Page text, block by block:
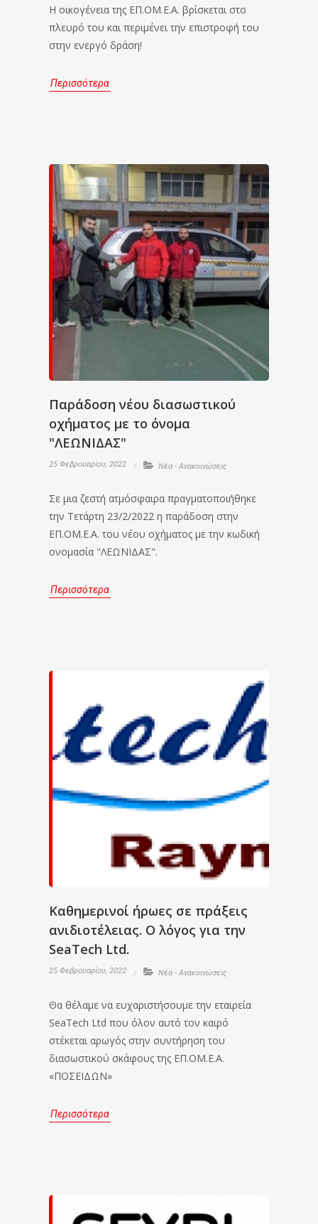
Η οικογένεια της ΕΠ.ΟΜ.Ε.Α. βρίσκεται στο
πλευρό του και περιμένει την επιστροφή του
στην ενεργό δράση!
Περισσότερα
Παράδοση νέου διασωστικού
οχήματος με το όνομα
"ΛΕΩΝΙΔΑΣ"
25 Φεβρουαρίου, 2022 Νέα - Ανακοινώσεις
Σε μια ζεστή ατμόσφαιρα πραγματοποιήθηκε
την Τετάρτη 23/2/2022 η παράδοση στην
ΕΠ.ΟΜ.Ε.Α. του νέου οχήματος με την κωδική
ονομασία "ΛΕΩΝΙΔΑΣ".
Περισσότερα
Καθημερινοί ήρωες σε πράξεις
ανιδιοτέλειας. Ο λόγος για την
SeaTech Ltd.
25 Φεβρουαρίου, 2022 Νέα - Ανακοινώσεις
Θα θέλαμε να ευχαριστήσουμε την εταιρεία
SeaTech Ltd που όλον αυτό τον καιρό
στέκεται αρωγός στην συντήρηση του
διασωστικού σκάφους της ΕΠ.ΟΜ.Ε.Α.
«ΠΟΣΕΙΔΩΝ»
Περισσότερα